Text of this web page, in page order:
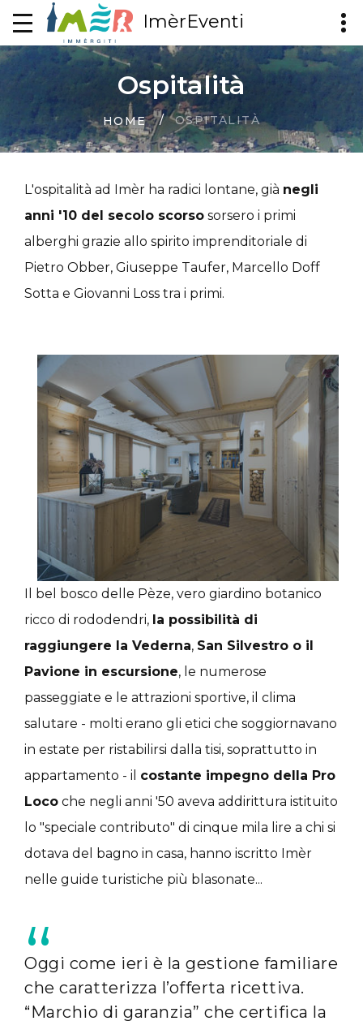
ImèrEventi
Ospitalità
HOME OSPITALITÀ
L'ospitalità ad Imèr ha radici lontane, già negli
anni '10 del secolo scorso sorsero i primi
alberghi grazie allo spirito imprenditoriale di
Pietro Obber, Giuseppe Taufer, Marcello Doff
Sotta e Giovanni Loss tra i primi.
Il bel bosco delle Pèze, vero giardino botanico
ricco di rododendri, la possibilità di
raggiungere la Vederna, San Silvestro o il
Pavione in escursione, le numerose
passeggiate e le attrazioni sportive, il clima
salutare - molti erano gli etici che soggiornavano
in estate per ristabilirsi dalla tisi, soprattutto in
appartamento - il costante impegno della Pro
Loco che negli anni '50 aveva addirittura istituito
lo "speciale contributo" di cinque mila lire a chi si
dotava del bagno in casa, hanno iscritto Imèr
nelle guide turistiche più blasonate...
Oggi come ieri è la gestione familiare
che caratterizza l’offerta ricettiva.
“Marchio di garanzia” che certifica la